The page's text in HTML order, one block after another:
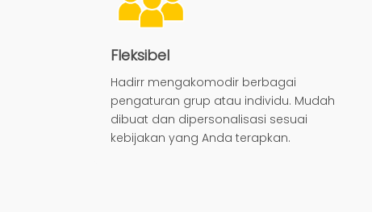
Fleksibel
Hadirr mengakomodir berbagai
pengaturan grup atau individu. Mudah
dibuat dan dipersonalisasi sesuai
kebijakan yang Anda terapkan.